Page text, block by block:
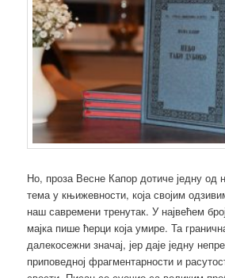
Но, проза Весне Капор дотиче једну од
тема у књижевности, која својим
наш савремени тренутак. У највећем
мајка пише ћерци која умире. Та
далекосежни значај, јер даје једну
приповедној фрагментарности и